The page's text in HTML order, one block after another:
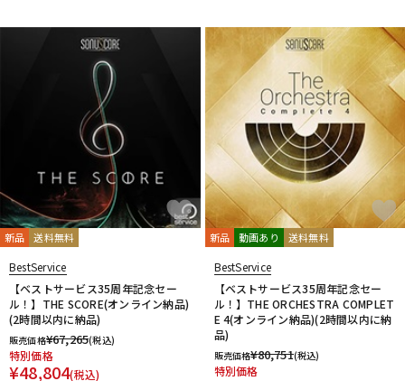
新品 送料無料
BestService
【ベストサービス35周年記念セー
ル！】THE SCORE(オンライン納品)
(2時間以内に納品)
販売価格¥67,265(税込)
特別価格
¥48,804(税込)
新品 動画あり 送料無料
BestService
【ベストサービス35周年記念セー
ル！】THE ORCHESTRA COMPLET
E 4(オンライン納品)(2時間以内に納
品)
販売価格¥80,751(税込)
特別価格